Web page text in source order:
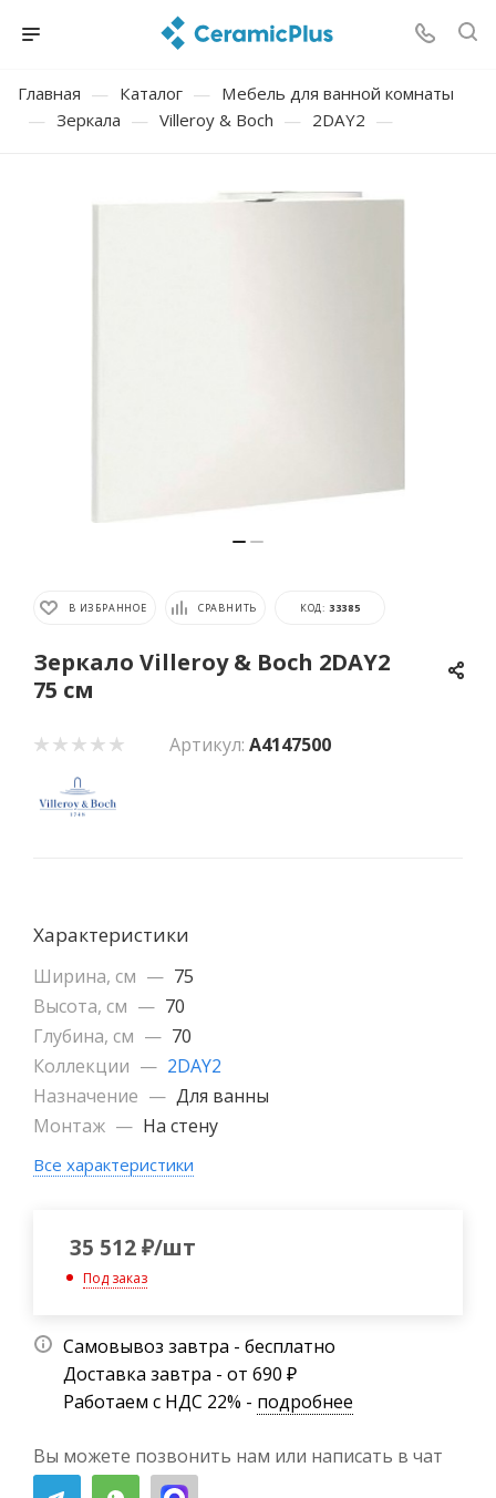
Главная — Каталог — Мебель для ванной комнаты
— Зеркала — Villeroy & Boch — 2DAY2 —
В ИЗБРАННОЕ СРАВНИТЬ КОД: 33385
Зеркало Villeroy & Boch 2DAY2
75 см
Артикул: A4147500
Характеристики
Ширина, см — 75
Высота, см — 70
Глубина, см — 70
Коллекции — 2DAY2
Назначение — Для ванны
Монтаж — На стену
Все характеристики
35 512₽/шт
Под заказ
Самовывоз завтра - бесплатно
Доставка завтра - от 690 ₽
Работаем с НДС 22% - подробнее
Вы можете позвонить нам или написать в чат